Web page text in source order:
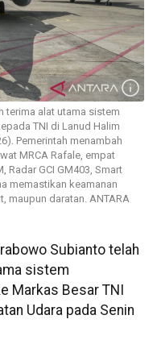
terima alat utama sistem
TNI di Lanud Halim
Pemerintah menambah
MRCA Rafale, empat
Radar GCI GM403, Smart
memastikan keamanan
maupun daratan. ANTARA
Subianto telah
sistem
Markas Besar TNI
Udara pada Senin